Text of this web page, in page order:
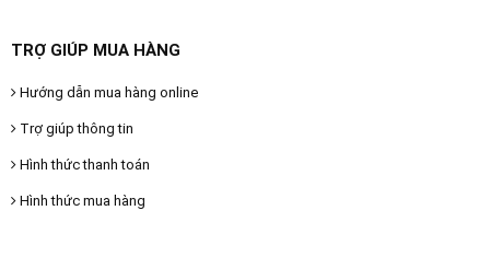
TRỢ GIÚP MUA HÀNG
Hướng dẫn mua hàng online
Trợ giúp thông tin
Hình thức thanh toán
Hình thức mua hàng